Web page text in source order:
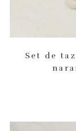
Set de